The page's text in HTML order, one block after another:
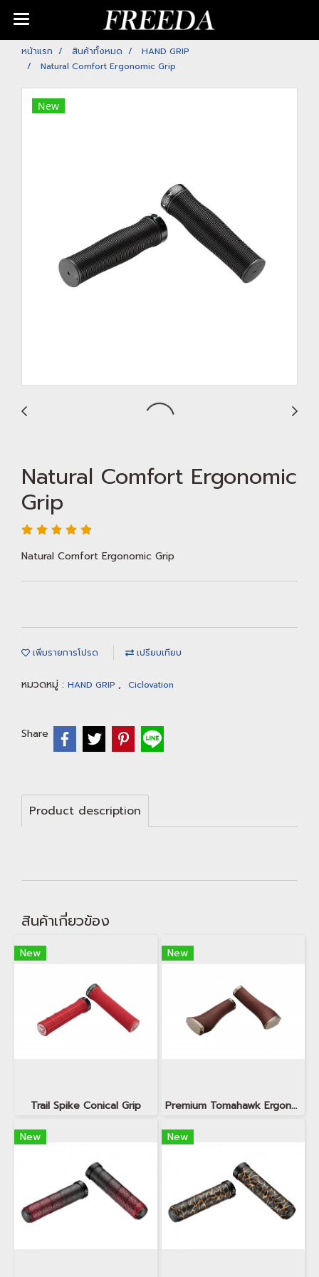
หน้าแรก สินค้าทั้งหมด
HAND GRIP
Natural Comfort Ergonomic Grip
New
Natural Comfort Ergonomic
Grip
Natural Comfort Ergonomic Grip
เพิ่มรายการโปรด เปรียบเทียบ
หมวดหมู่ : HAND GRIP , Ciclovation
Share
Product description
สินค้าเกี่ยวข้อง
New
Trail Spike Conical Grip
New
Premium Tomahawk Ergonomic Grip Trigger Shifter Compatible
New New